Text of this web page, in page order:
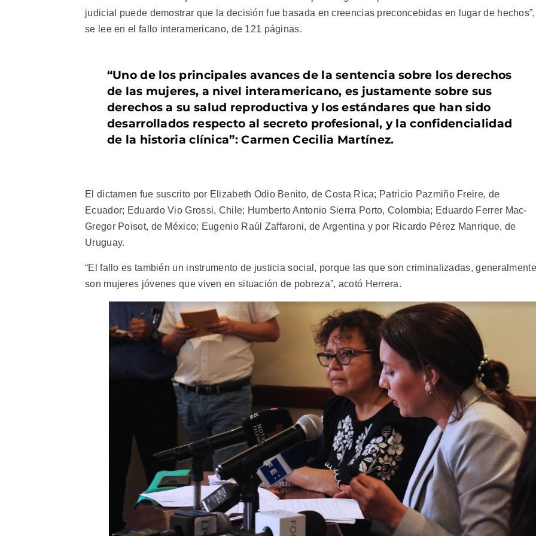
judicial puede demostrar que la decisión fue basada en creencias preconcebidas en lugar de hechos”,
se lee en el fallo interamericano, de 121 páginas.
“Uno de los principales avances de la sentencia sobre los derechos
de las mujeres, a nivel interamericano, es justamente sobre sus
derechos a su salud reproductiva y los estándares que han sido
desarrollados respecto al secreto profesional, y la confidencialidad
de la historia clínica”: Carmen Cecilia Martínez.
El dictamen fue suscrito por Elizabeth Odio Benito, de Costa Rica; Patricio Pazmiño Freire, de
Ecuador; Eduardo Vio Grossi, Chile; Humberto Antonio Sierra Porto, Colombia; Eduardo Ferrer Mac-
Gregor Poisot, de México; Eugenio Raúl Zaffaroni, de Argentina y por Ricardo Pérez Manrique, de
Uruguay.
“El fallo es también un instrumento de justicia social, porque las que son criminalizadas, generalmente
son mujeres jóvenes que viven en situación de pobreza”, acotó Herrera.